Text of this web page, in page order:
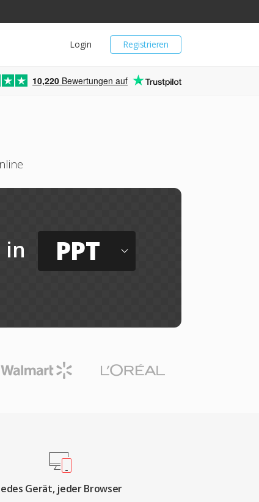
Registrieren
Login
10,220 Bewertungen auf
in PPT
Gerät, jeder Browser